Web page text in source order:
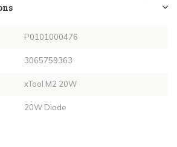
P0101000476
3065759363
xTool M2 20W
20W Diode